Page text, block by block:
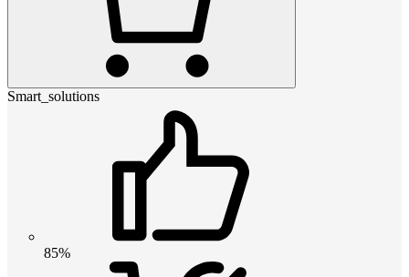
Smart_solutions
85%